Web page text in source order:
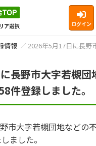
ログイン
情報 2026年5月17日に長野
長野市大字若槻団
件登録しました。
市大字若槻団地などの
ました。